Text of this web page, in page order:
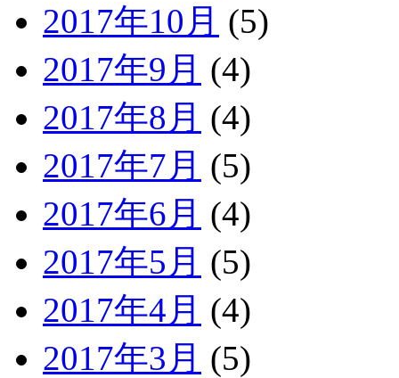
2017年10月 (5)
2017年9月 (4)
2017年8月 (4)
2017年7月 (5)
2017年6月 (4)
2017年5月 (5)
2017年4月 (4)
2017年3月 (5)